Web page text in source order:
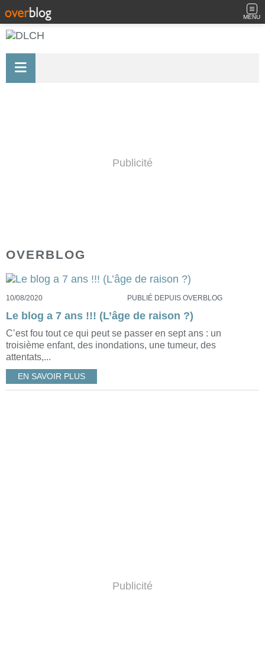
MENU
Publicité
OVERBLOG
10/08/2020 PUBLIÉ DEPUIS OVERBLOG
Le blog a 7 ans !!! (L’âge de raison ?)
C’est fou tout ce qui peut se passer en sept ans : un
troisième enfant, des inondations, une tumeur, des
attentats,...
EN SAVOIR PLUS
Publicité